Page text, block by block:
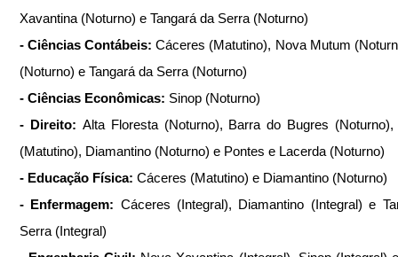
Xavantina (Noturno) e Tangará da Serra (Noturno)
- Ciências Contábeis: Cáceres (Matutino), Nova Mutum
(Noturno) e Tangará da Serra (Noturno)
- Ciências Econômicas: Sinop (Noturno)
- Direito: Alta Floresta (Noturno), Barra do Bugres
(Matutino), Diamantino (Noturno) e Pontes e Lacerda (Noturno)
- Educação Física: Cáceres (Matutino) e Diamantino (Noturno)
- Enfermagem: Cáceres (Integral), Diamantino (Integral) e
Serra (Integral)